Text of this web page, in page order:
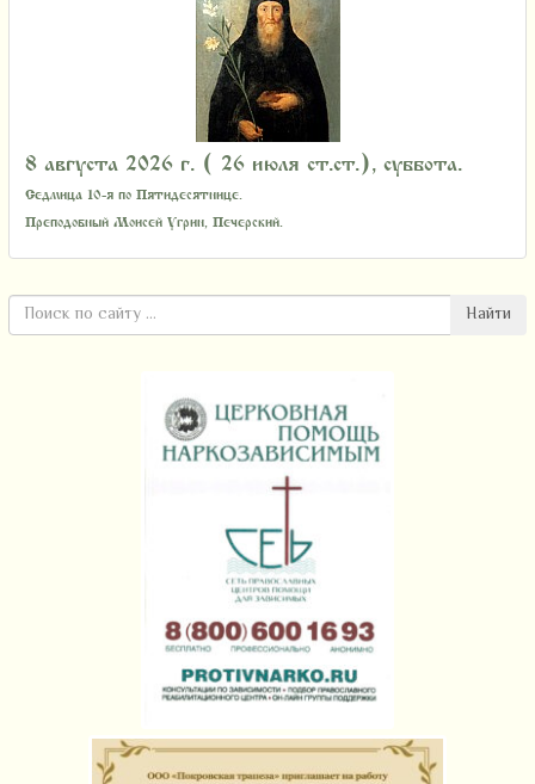
8 августа 2026 г. ( 26 июля ст.ст.), суббота.
Седмица 10-я по Пятидесятнице.
Преподобный Моисей Угрин, Печерский.
Найти